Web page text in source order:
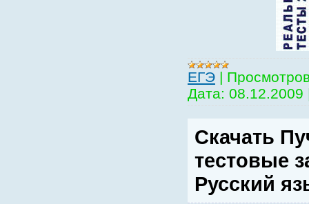
EГЭ |
Дата: 08.12.2009
Скачать
тестовые
Русский